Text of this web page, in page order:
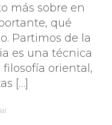
más sobre en
qué
Partimos de la
es una técnica
oriental,
[…]